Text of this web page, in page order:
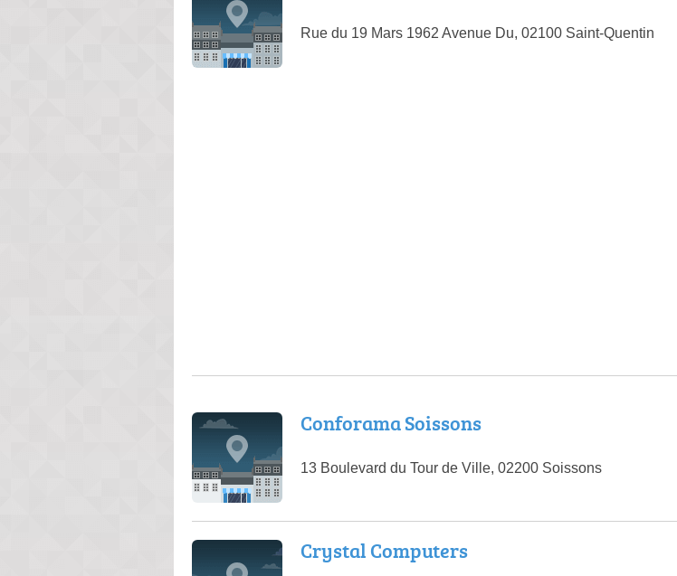
Rue du 19 Mars 1962 Avenue Du, 02100 Saint-Quentin
Conforama Soissons
13 Boulevard du Tour de Ville, 02200 Soissons
Crystal Computers